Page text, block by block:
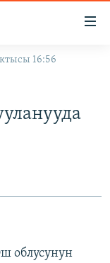
16:56
облусунун